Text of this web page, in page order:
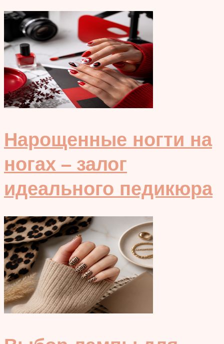
Нарощенные ногти на
ногах – залог
идеального педикюра